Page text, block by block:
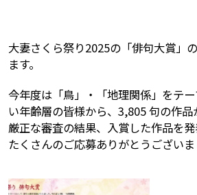
大妻さくら祭り2025の「俳句大賞」
ます。
今年度は「鳥」・「地理関係」をテ
い年齢層の皆様から、3,805 句の作品
厳正な審査の結果、入賞した作品を発
たくさんのご応募ありがとうございま